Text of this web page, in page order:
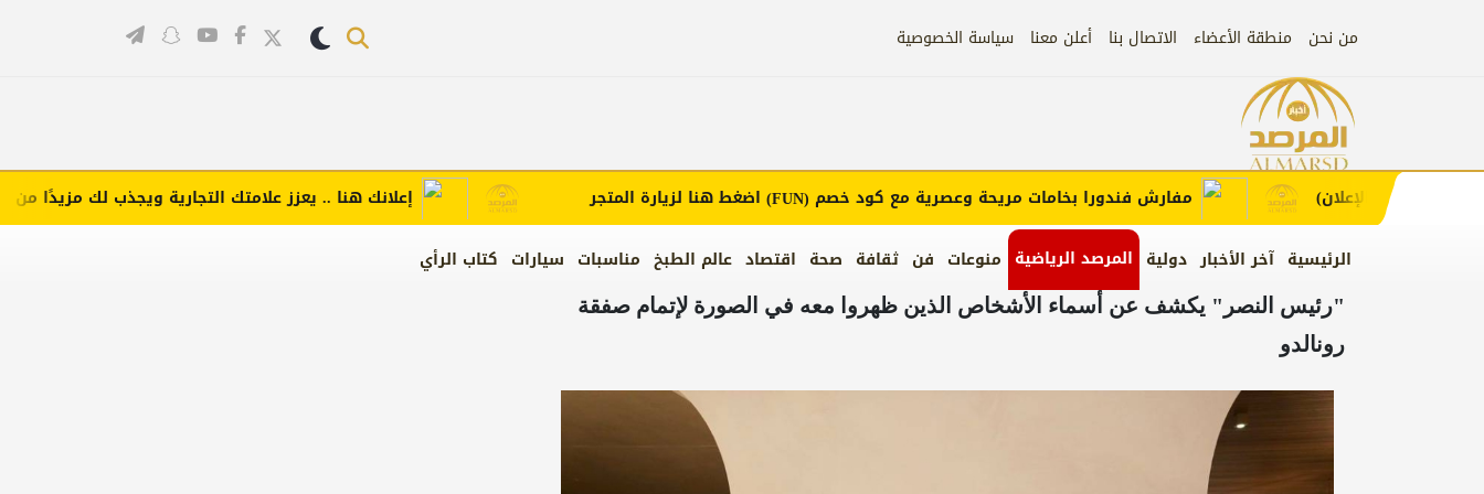
من نحن منطقة الأعضاء الاتصال بنا أعلن معنا سياسة الخصوصية
الرئيسية آخر الأخبار دولية المرصد الرياضية منوعات فن ثقافة صحة اقتصاد عالم الطبخ مناسبات سيارات كتاب الرأي
إعلانك هنا .. يعزز علامتك التجارية ويجذب لك مزيدًا من مفارش فندورا بخامات مريحة وعصرية مع كود خصم (FUN)اضغط هنا لزيارة المتجر لطلب الإعلان)
"رئيس النصر" يكشف عن أسماء الأشخاص الذين ظهروا معه في الصورة لإتمام صفقة
رونالدو